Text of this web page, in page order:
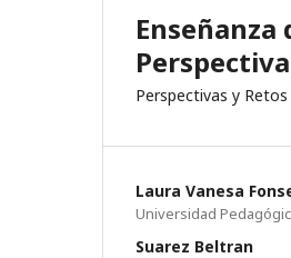
Enseñanza
Perspectivas y
Laura Vanesa
Universidad
Suarez Beltran